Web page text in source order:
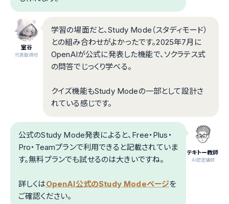
室谷
代表取締役
学習の場面だと、Study Mode（スタディモード）
との組み合わせがよかったです。2025年7月に
OpenAIが公式に発表した機能で、ソクラテス式
の問答でじっくり学べる。
クイズ機能もStudy Modeの一部として設計さ
れている感じです。
テキトー教師
.AI認定講師
公式のStudy Mode発表によると、Free・Plus・
Pro・Teamプランで利用できると記載されていま
す。無料プランでも試せるのは大きいですね。
詳しくはOpenAI公式のStudy Modeページを
ご確認ください。